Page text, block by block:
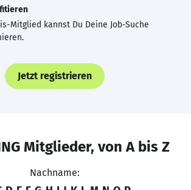
Mitglied kannst Du Deine Job-Suche
Jetzt registrieren
Mitglieder, von A bis Z
Nachname: